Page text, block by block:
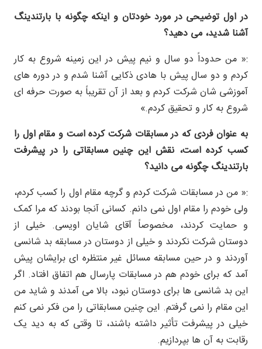
در اول توضیحی در مورد خودتان و اینکه چگونه با بارتندینگ
آشنا شدید، می دهید؟
:« من حدوداً دو سال و نیم پیش در این زمینه شروع به کار
کردم و دو سال پیش با هادی ذکایی آشنا شدم و در دوره های
آموزشی شان شرکت کردم و بعد از آن تقریباً به صورت حرفه ای
شروع به کار و تحقیق کردم.»
به عنوان فردی که در مسابقات شرکت کرده است و مقام اول را
کسب کرده است، نقش این چنین مسابقاتی را در پیشرفت
بارتندینگ چگونه می دانید؟
:« من در مسابقات شرکت کردم و گرچه مقام اول را کسب کردم،
ولی خودم را مقام اول نمی دانم. کسانی آنجا بودند که مرا کمک
و حمایت کردند، مخصوصاً آقای شایان اویسی. خیلی از
دوستان شرکت نکردند و خیلی از دوستان در مسابقه بد شانسی
آوردند و در حین مسابقه مسائل غیر منتظره ای برایشان پیش
آمد که برای خودم هم در مسابقات پارسال هم اتفاق افتاد. اگر
این بد شانسی ها برای دوستان نبود، بالا می آمدند و شاید من
این مقام را نمی گرفتم. این چنین مسابقاتی را من فکر نمی کنم
خیلی در پیشرفت تأثیر داشته باشند، تا وقتی که به دید یک
رقابت به آن ها بپردازیم.